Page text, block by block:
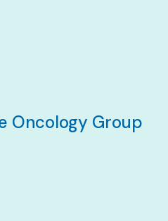
Oncology Group